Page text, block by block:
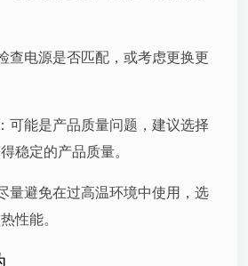
查电源是否匹配，或考虑更换更
：可能是产品质量问题，建议选择
稳定的产品质量。
量避免在过高温环境中使用，选
性能。